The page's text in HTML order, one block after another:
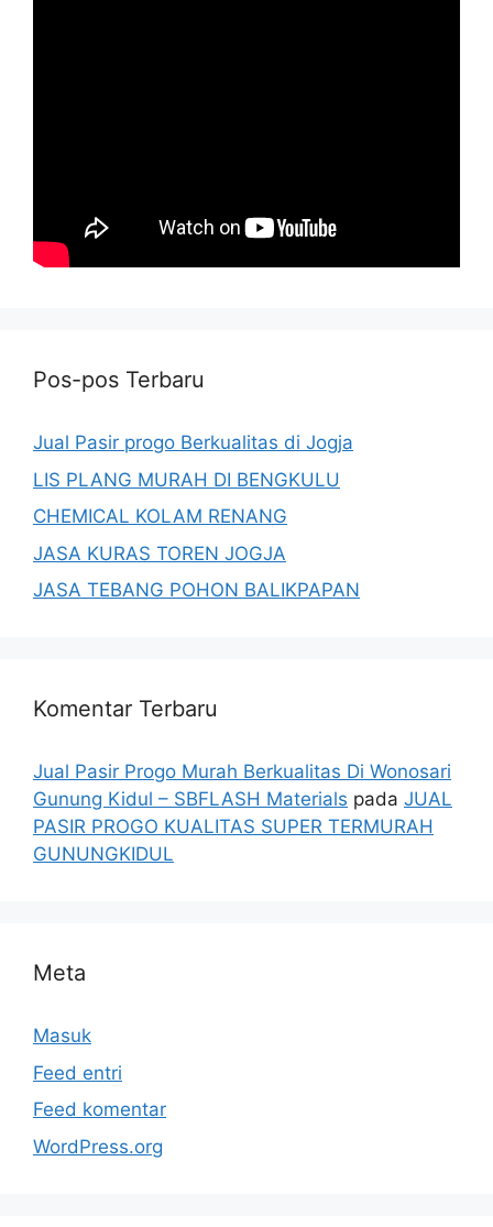
Pos-pos Terbaru
Jual Pasir progo Berkualitas di Jogja
LIS PLANG MURAH DI BENGKULU
CHEMICAL KOLAM RENANG
JASA KURAS TOREN JOGJA
JASA TEBANG POHON BALIKPAPAN
Komentar Terbaru
Jual Pasir Progo Murah Berkualitas Di Wonosari
Gunung Kidul – SBFLASH Materials pada JUAL
PASIR PROGO KUALITAS SUPER TERMURAH
GUNUNGKIDUL
Meta
Masuk
Feed entri
Feed komentar
WordPress.org